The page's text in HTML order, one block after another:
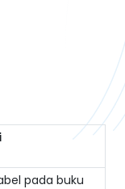
pada buku